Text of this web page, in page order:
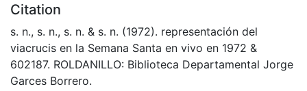
Citation
s. n., s. n., s. n. & s. n. (1972). representación del
viacrucis en la Semana Santa en vivo en 1972 &
602187. ROLDANILLO: Biblioteca Departamental Jorge
Garces Borrero.